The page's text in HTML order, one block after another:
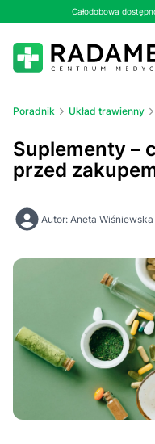
Całodobowa
Poradnik Układ trawienny
Suplementy –
przed
Autor: Aneta Wiśniewska